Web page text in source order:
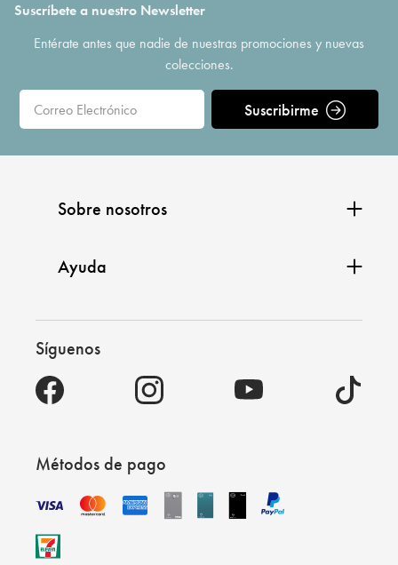
Suscríbete a nuestro Newsletter
Entérate antes que nadie de nuestras promociones y nuevas
colecciones.
Suscribirme
Sobre nosotros
Ayuda
Síguenos
Métodos de pago